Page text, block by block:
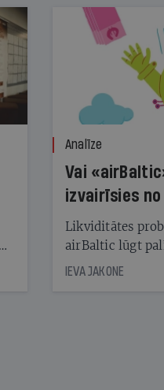
Analīze
Vai
izvairīsies
Likviditātes
airBaltic lūgt
obligāciju
samaksāt
kas jāpārskaita
pirms nākamās
IEVA JAKONE